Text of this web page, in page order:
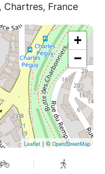
Chartres, France
+
−
Leaflet | © OpenStreetMap